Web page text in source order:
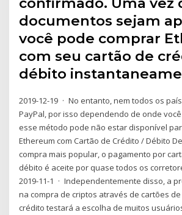
documentos sejam
você pode comprar
com seu cartão de
débito
2019-12-19 · No entanto, nem todos os
PayPal, por isso dependendo de onde
esse método pode não estar disponível
Ethereum com Cartão de Crédito / Débito
compra mais popular, o pagamento por
débito é aceite por quase todos os
2019-11-1 · Independentemente disso, a
na compra de criptos através de cartões
crédito testará a escolha de muitos